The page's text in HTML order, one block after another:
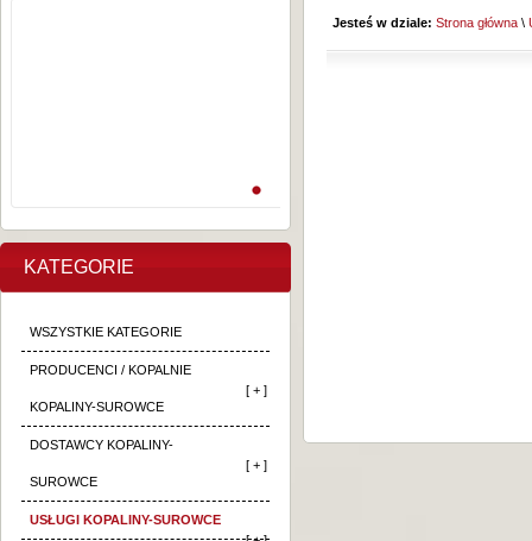
KATEGORIE
WSZYSTKIE KATEGORIE
PRODUCENCI / KOPALNIE
KOPALINY-SUROWCE
[ + ]
DOSTAWCY KOPALINY-
SUROWCE
[ + ]
USŁUGI KOPALINY-SUROWCE
Jesteś w dziale: Strona główna \